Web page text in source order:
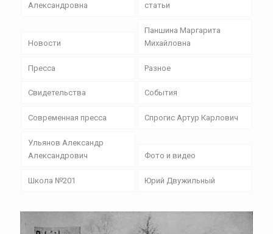
Александровна
статьи
Новости
Паншина Маргарита
Михайловна
Пресса Разное
Свидетельства События
Современная пресса Спрогис Артур Карлович
Ульянов Александр
Александрович
Фото и видео
Школа №201 Юрий Двужильный